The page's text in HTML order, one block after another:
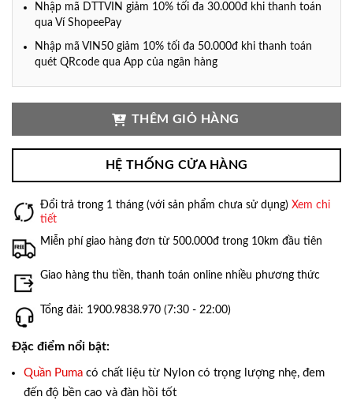
Nhập mã DTTVIN giảm 10% tối đa 30.000đ khi thanh toán
qua Ví ShopeePay
Nhập mã VIN50 giảm 10% tối đa 50.000đ khi thanh toán
quét QRcode qua App của ngân hàng
THÊM GIỎ HÀNG
HỆ THỐNG CỬA HÀNG
Đổi trả trong 1 tháng (với sản phẩm chưa sử dụng) Xem chi
tiết
Miễn phí giao hàng đơn từ 500.000đ trong 10km đầu tiên
Giao hàng thu tiền, thanh toán online nhiều phương thức
Tổng đài: 1900.9838.970 (7:30 - 22:00)
Đặc điểm nổi bật:
Quần Puma có chất liệu từ Nylon có trọng lượng nhẹ, đem
đến độ bền cao và đàn hồi tốt